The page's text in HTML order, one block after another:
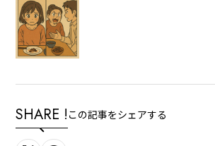
SHARE ! この記事をシェアする